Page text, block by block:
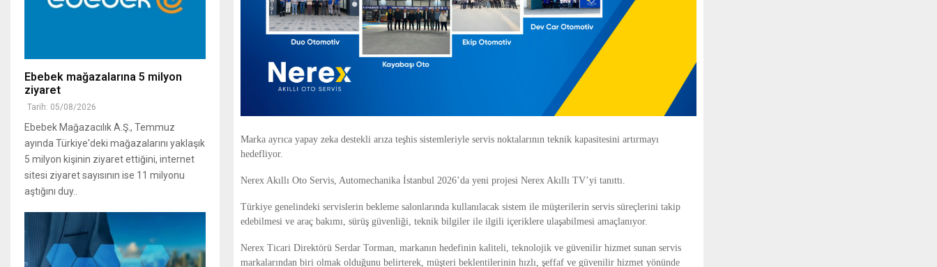
Marka ayrıca yapay zeka destekli arıza teşhis sistemleriyle servis noktalarının teknik kapasitesini artırmayı
hedefliyor.
Nerex Akıllı Oto Servis, Automechanika İstanbul 2026’da yeni projesi Nerex Akıllı TV’yi tanıttı.
Türkiye genelindeki servislerin bekleme salonlarında kullanılacak sistem ile müşterilerin servis süreçlerini takip
edebilmesi ve araç bakımı, sürüş güvenliği, teknik bilgiler ile ilgili içeriklere ulaşabilmesi amaçlanıyor.
Nerex Ticari Direktörü Serdar Torman, markanın hedefinin kaliteli, teknolojik ve güvenilir hizmet sunan servis
markalarından biri olmak olduğunu belirterek, müşteri beklentilerinin hızlı, şeffaf ve güvenilir hizmet yönünde
Ebebek mağazalarına 5 milyon
ziyaret
Tarih: 05/08/2026
Ebebek Mağazacılık A.Ş., Temmuz
ayında Türkiye'deki mağazalarını yaklaşık
5 milyon kişinin ziyaret ettiğini, internet
sitesi ziyaret sayısının ise 11 milyonu
aştığını duy..